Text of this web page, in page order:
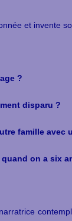
et invente
?
disparu ?
famille avec
on a six